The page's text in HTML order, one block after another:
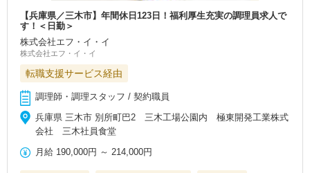
【兵庫県／三木市】年間休日123日！福利厚生充実の調理員求人で
す！＜日勤＞
株式会社エフ・イ・イ
株式会社エフ・イ・イ
転職支援サービス経由
調理師・調理スタッフ / 契約職員
兵庫県 三木市 別所町巴2 三木工場公園内 極東開発工業株式
会社 三木社員食堂
月給 190,000円 ～ 214,000円